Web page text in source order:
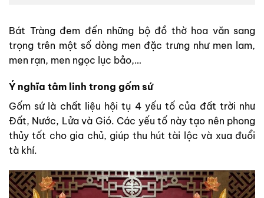
Bát Tràng đem đến những bộ đồ thờ hoa văn sang
trọng trên một số dòng men đặc trưng như men lam,
men rạn, men ngọc lục bảo,…
Ý nghĩa tâm linh trong gốm sứ
Gốm sứ là chất liệu hội tụ 4 yếu tố của đất trời như
Đất, Nước, Lửa và Gió. Các yếu tố này tạo nên phong
thủy tốt cho gia chủ, giúp thu hút tài lộc và xua đuổi
tà khí.